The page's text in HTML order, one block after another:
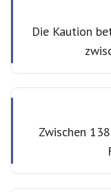
Die Kaution
Zwischen